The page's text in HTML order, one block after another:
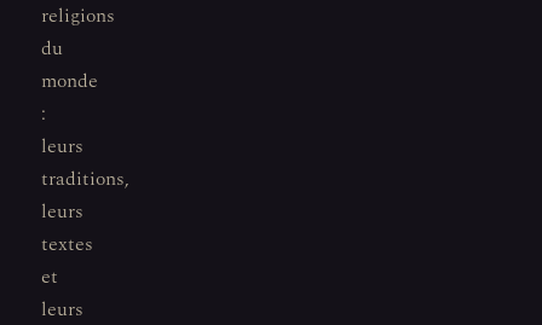
religions
du
monde
:
leurs
traditions,
leurs
textes
et
leurs